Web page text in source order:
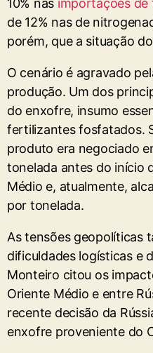
10% nas importações
de 12% nas de
porém, que a situação
O cenário é agravado
produção. Um dos
do enxofre, insumo
fertilizantes fosfatados.
produto era negociado
tonelada antes do início
Médio e, atualmente,
por tonelada.
As tensões geopolíticas
dificuldades logísticas e
Monteiro citou os
Oriente Médio e entre
recente decisão da
enxofre proveniente do